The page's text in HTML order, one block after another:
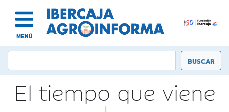
MENÚ
El tiempo que viene